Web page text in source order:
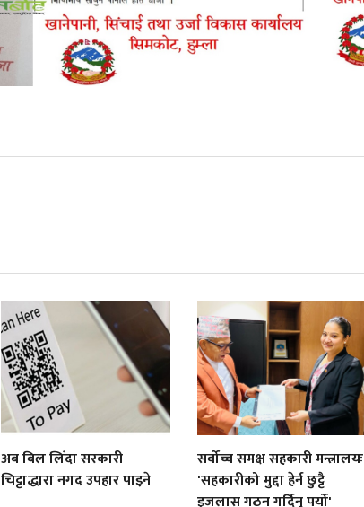
अब बिल लिँदा सरकारी
चिट्टाद्धारा नगद उपहार पाइने
सर्वोच्च समक्ष सहकारी मन्त्रालयः
'सहकारीको मुद्दा हेर्न छुट्टै